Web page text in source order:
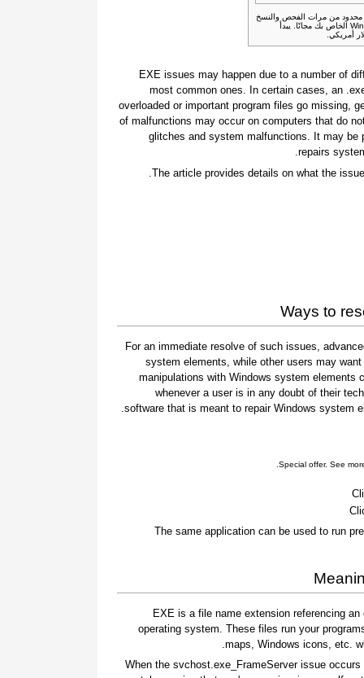
.EXE issues may happen due to a number of
most common ones. In certain cases, an
overloaded or important program files go missing,
of malfunctions may occur on computers that do
glitches and system malfunctions. It may
repairs
The article provides details on what the
Ways to
For an immediate resolve of such issues,
system elements, while other users may
manipulations with Windows system elements
whenever a user is in any doubt of their
software that is meant to repair Windows system
Special offer. See
The same application can be used to run
.EXE is a file name extension referencing
operating system. These files run your
maps, Windows icons, etc.
When the svchost.exe_FrameServer issue
محدود من مرات الفحص والنسخ
الاحتياطي واستعادة عناصر نظام Windows الخاص بك مجانًا. يبدأ